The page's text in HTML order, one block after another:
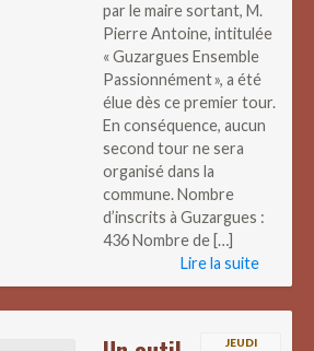
par le maire sortant, M.
Pierre Antoine, intitulée
« Guzargues Ensemble
Passionnément », a été
élue dès ce premier tour.
En conséquence, aucun
second tour ne sera
organisé dans la
commune. Nombre
d’inscrits à Guzargues :
436 Nombre de […]
Lire la suite
JEUDI